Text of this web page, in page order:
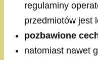
regulaminy
przedmiotów jest
pozbawione
natomiast nawet